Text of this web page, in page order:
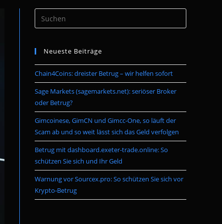
umschalten
Escape
the
Neueste Beiträge
Chain4Coins: dreister Betrug – wir helfen sofort
Sage Markets (sagemarkets.net): seriöser Broker
oder Betrug?
Gimcoinese, GimCN und Gimcc-One, so läuft der
Scam ab und so weit lässt sich das Geld verfolgen
Betrug mit dashboard.exeter-trade.online: So
schützen Sie sich und Ihr Geld
Warnung vor Sourcex.pro: So schützen Sie sich vor
Krypto-Betrug